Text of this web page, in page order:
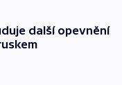
další opevnění